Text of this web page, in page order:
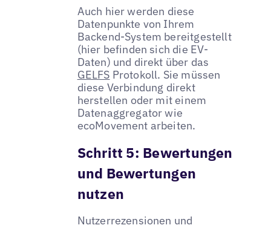
Auch hier werden diese
Datenpunkte von Ihrem
Backend-System bereitgestellt
(hier befinden sich die EV-
Daten) und direkt über das
GELFS Protokoll. Sie müssen
diese Verbindung direkt
herstellen oder mit einem
Datenaggregator wie
ecoMovement arbeiten.
Schritt 5: Bewertungen
und Bewertungen
nutzen
Nutzerrezensionen und